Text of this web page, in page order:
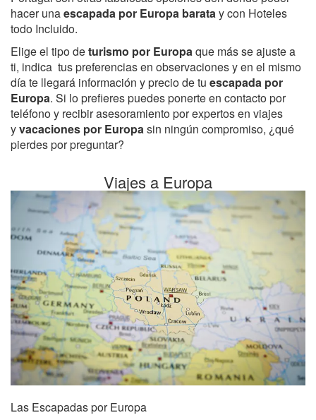
hacer unaescapada por Europa barata y con Hoteles
todo Incluido.
Elige el tipo deturismo por Europa que más se ajuste a
ti, indica tus preferencias en observaciones y en el mismo
día te llegará información y precio de tu escapada por
Europa. Si lo prefieres puedes ponerte en contacto por
teléfono y recibir asesoramiento por expertos en viajes
yvacaciones por Europa sin ningún compromiso, ¿qué
pierdes por preguntar?
Viajes a Europa
Las Escapadas por Europa